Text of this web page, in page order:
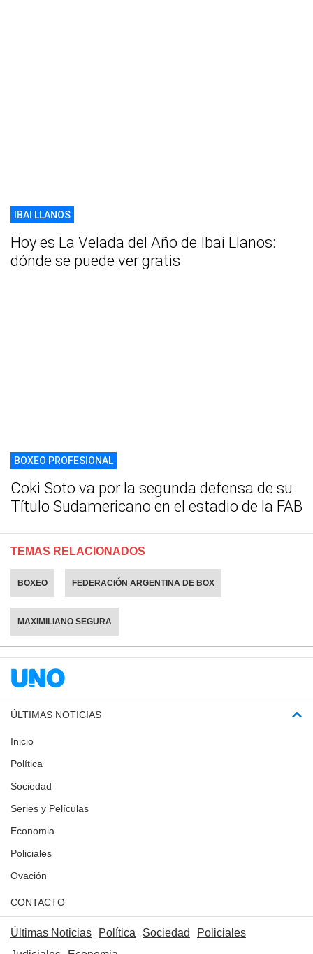
IBAI LLANOS
Hoy es La Velada del Año de Ibai Llanos:
dónde se puede ver gratis
BOXEO PROFESIONAL
Coki Soto va por la segunda defensa de su
Título Sudamericano en el estadio de la FAB
TEMAS RELACIONADOS
BOXEO FEDERACIÓN ARGENTINA DE BOX
MAXIMILIANO SEGURA
ÚLTIMAS NOTICIAS
Inicio
Política
Sociedad
Series y Películas
Economia
Policiales
Ovación
CONTACTO
Últimas Noticias Política Sociedad
Policiales